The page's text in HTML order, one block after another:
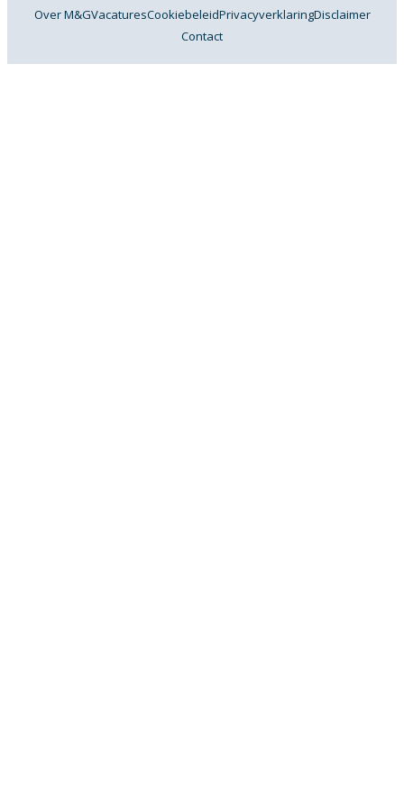
Over M&GVacaturesCookiebeleidPrivacyverklaringDisclaimer
Contact